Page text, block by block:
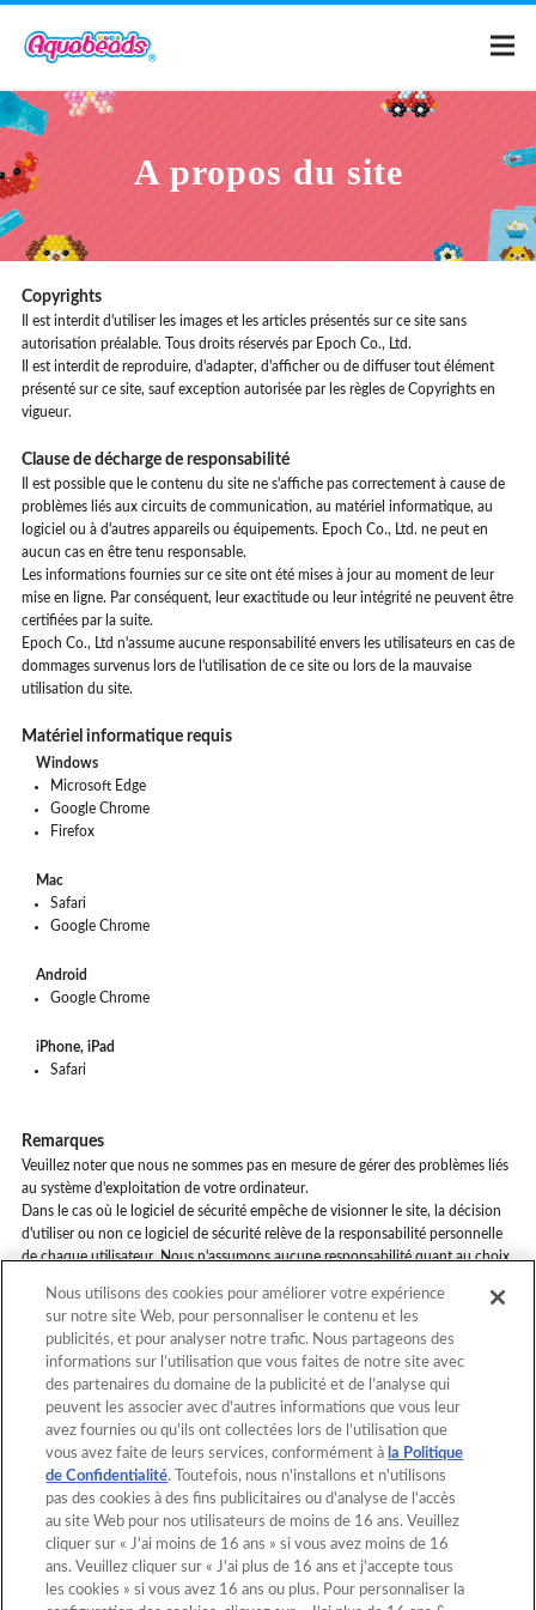
Qu'est-ce qu'Aquabeads ?
Pour les parents
Francais Néerlandais
A propos du site
Copyrights
Il est interdit d'utiliser les images et les articles présentés sur ce site sans
autorisation préalable. Tous droits réservés par Epoch Co., Ltd.
Il est interdit de reproduire, d'adapter, d'afficher ou de diffuser tout élément
présenté sur ce site, sauf exception autorisée par les règles de Copyrights en
vigueur.
Clause de décharge de responsabilité
Il est possible que le contenu du site ne s'affiche pas correctement à cause de
problèmes liés aux circuits de communication, au matériel informatique, au
logiciel ou à d'autres appareils ou équipements. Epoch Co., Ltd. ne peut en
aucun cas en être tenu responsable.
Les informations fournies sur ce site ont été mises à jour au moment de leur
mise en ligne. Par conséquent, leur exactitude ou leur intégrité ne peuvent être
certifiées par la suite.
Epoch Co., Ltd n'assume aucune responsabilité envers les utilisateurs en cas de
dommages survenus lors de l'utilisation de ce site ou lors de la mauvaise
utilisation du site.
Matériel informatique requis
Windows
Microsoft Edge
Google Chrome
Firefox
Mac
Safari
Google Chrome
Android
Google Chrome
iPhone, iPad
Safari
Remarques
Veuillez noter que nous ne sommes pas en mesure de gérer des problèmes liés
au système d'exploitation de votre ordinateur.
Dans le cas où le logiciel de sécurité empêche de visionner le site, la décision
d'utiliser ou non ce logiciel de sécurité relève de la responsabilité personnelle
de chaque utilisateur. Nous n'assumons aucune responsabilité quant au choix
Retour au début
Page d'accueil Catalogue
Modèles Qu'est-ce qu'Aquabeads ?
Nous utilisons des cookies pour améliorer votre expérience
sur notre site Web, pour personnaliser le contenu et les
publicités, et pour analyser notre trafic. Nous partageons des
informations sur l’utilisation que vous faites de notre site avec
des partenaires du domaine de la publicité et de l’analyse qui
peuvent les associer avec d'autres informations que vous leur
avez fournies ou qu'ils ont collectées lors de l’utilisation que
vous avez faite de leurs services, conformément à la Politique
de Confidentialité. Toutefois, nous n'installons et n'utilisons
pas des cookies à des fins publicitaires ou d'analyse de l'accès
au site Web pour nos utilisateurs de moins de 16 ans. Veuillez
cliquer sur « J'ai moins de 16 ans » si vous avez moins de 16
ans. Veuillez cliquer sur « J'ai plus de 16 ans et j'accepte tous
les cookies » si vous avez 16 ans ou plus. Pour personnaliser la